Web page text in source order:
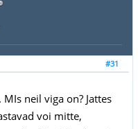
#31
neil viga on? Jattes
voi mitte,